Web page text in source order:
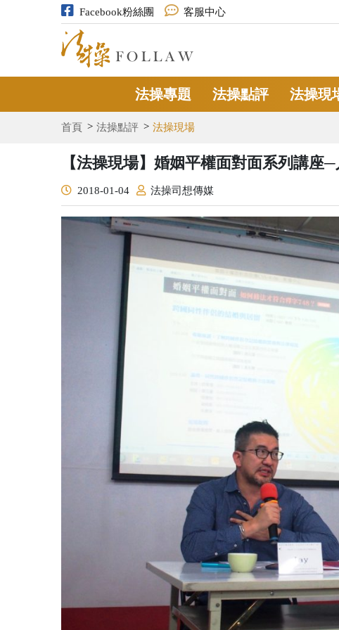
Facebook粉絲團 客服中心
法操專題 法操點評 法操現
首頁 法操點評 法操現場
【法操現場】婚姻平權面對面系列講座
2018-01-04 法操司想傳媒